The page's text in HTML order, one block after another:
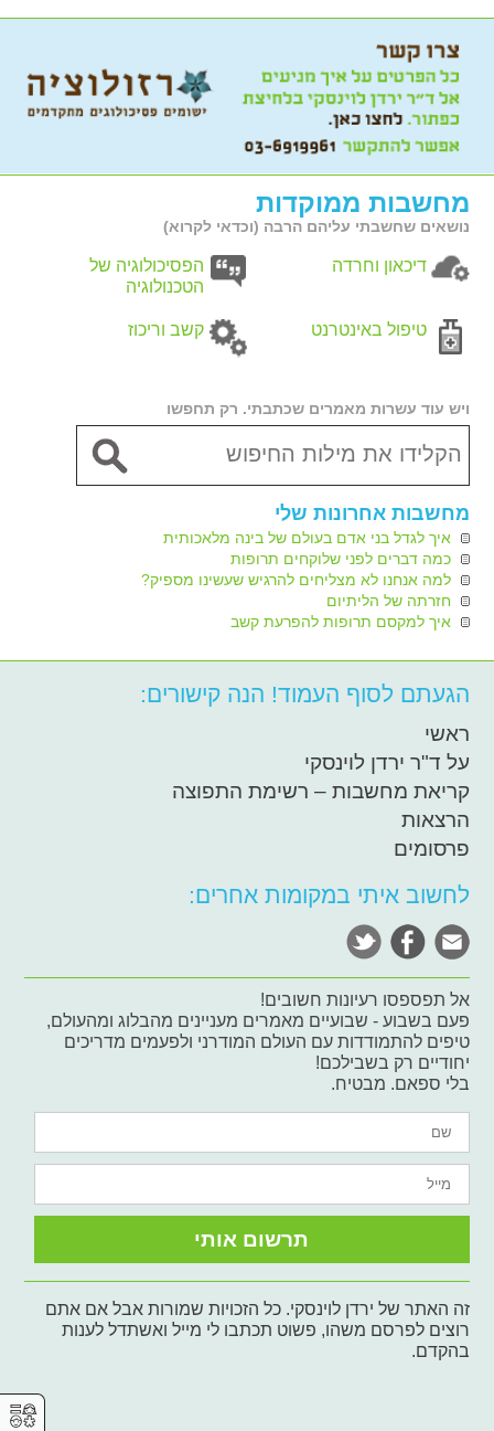
מחשבות ממוקדות
נושאים שחשבתי עליהם הרבה (וכדאי לקרוא)
דיכאון וחרדה
הפסיכולוגיה של
הטכנולוגיה
טיפול באינטרנט קשב וריכוז
ויש עוד עשרות מאמרים שכתבתי. רק תחפשו
מחשבות אחרונות שלי
איך לגדל בני אדם בעולם של בינה מלאכותית
כמה דברים לפני שלוקחים תרופות
למה אנחנו לא מצליחים להרגיש שעשינו מספיק?
חזרתה של הליתיום
איך למקסם תרופות להפרעת קשב
הגעתם לסוף העמוד! הנה קישורים:
ראשי
על ד"ר ירדן לוינסקי
קריאת מחשבות – רשימת התפוצה
הרצאות
פרסומים
לחשוב איתי במקומות אחרים:
אל תפספסו רעיונות חשובים!
פעם בשבוע - שבועיים מאמרים מעניינים מהבלוג ומהעולם,
טיפים להתמודדות עם העולם המודרני ולפעמים מדריכים
יחודיים רק בשבילכם!
בלי ספאם. מבטיח.
זה האתר של ירדן לוינסקי. כל הזכויות שמורות אבל אם אתם
רוצים לפרסם משהו, פשוט תכתבו לי מייל ואשתדל לענות
בהקדם.
⚥︎